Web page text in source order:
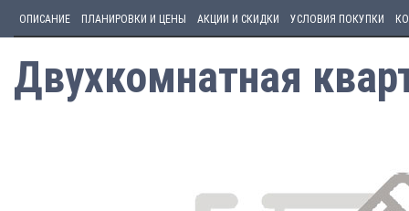
ОПИСАНИЕ ПЛАНИРОВКИ И ЦЕНЫ АКЦИИ И СКИДКИ УСЛОВИЯ ПОКУПКИ
Двухкомнатная